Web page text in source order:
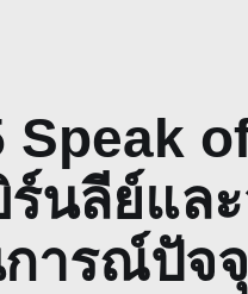
Speak
ร์นลีย์แล
ารณ์ปัจ